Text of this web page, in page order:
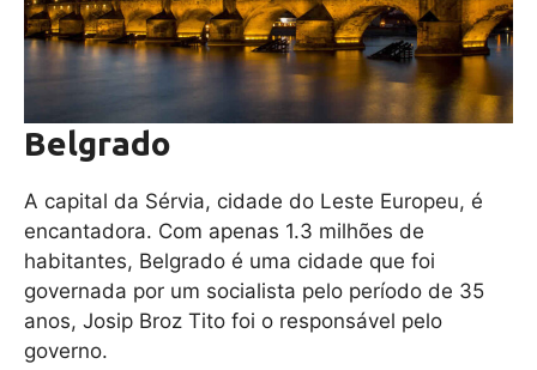
Belgrado
A capital da Sérvia, cidade do Leste Europeu, é
encantadora. Com apenas 1.3 milhões de
habitantes, Belgrado é uma cidade que foi
governada por um socialista pelo período de 35
anos, Josip Broz Tito foi o responsável pelo
governo.